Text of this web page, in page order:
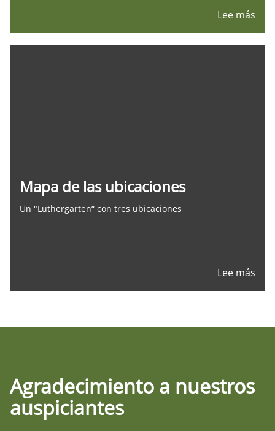
Lee más
Mapa de las ubicaciones
Un "Luthergarten“ con tres ubicaciones
Lee más
Agradecimiento a nuestros
auspiciantes